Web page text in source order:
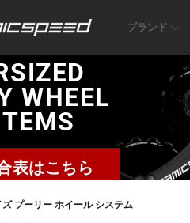
ブランド
WHEEL
表はこちら
プーリー ホイール システム